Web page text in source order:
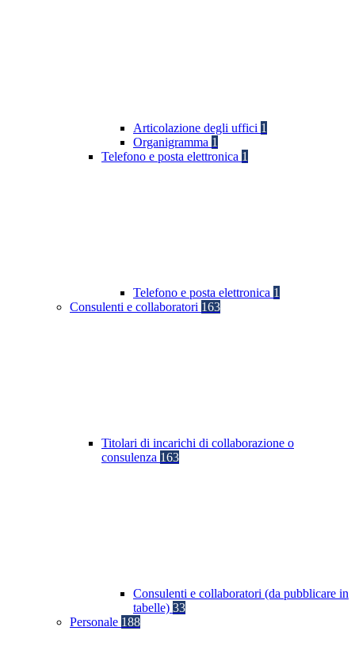
Articolazione degli uffici 1
Organigramma 1
Telefono e posta elettronica 1
Telefono e posta elettronica 1
Consulenti e collaboratori 163
Titolari di incarichi di collaborazione o
consulenza 163
Consulenti e collaboratori (da pubblicare in
tabelle) 33
Personale 188